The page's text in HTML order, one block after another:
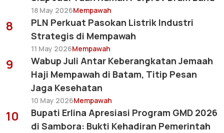
18 May 2026Mempawah
8
PLN Perkuat Pasokan Listrik Industri
Strategis di Mempawah
11 May 2026Mempawah
9
Wabup Juli Antar Keberangkatan Jemaah
Haji Mempawah di Batam, Titip Pesan
Jaga Kesehatan
10 May 2026Mempawah
10
Bupati Erlina Apresiasi Program GMD 2026
di Sambora: Bukti Kehadiran Pemerintah